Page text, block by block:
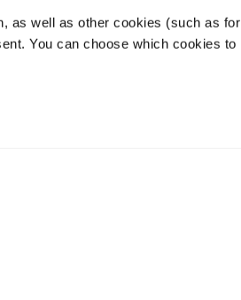
as well as other cookies (such as for
You can choose which cookies to